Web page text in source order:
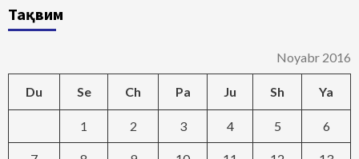
Тақвим
Noyabr 2016
Du Se Ch Pa Ju Sh Ya
1 2 3 4 5 6